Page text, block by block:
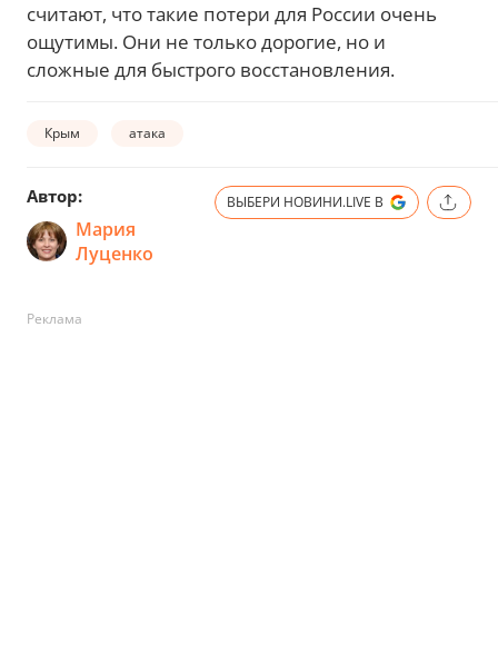
считают, что такие потери для России очень
ощутимы. Они не только дорогие, но и
сложные для быстрого восстановления.
Крым атака
Автор:
Мария
Луценко
ВЫБЕРИ НОВИНИ.LIVE В
Реклама